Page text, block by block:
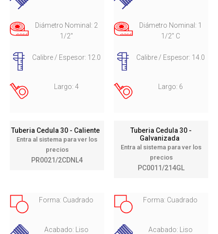
Diámetro Nominal: 2
1/2"
Calibre / Espesor: 12.0
Largo: 4
Tuberia Cedula 30 - Caliente
Entra al sistema para ver los
precios
PR0021/2CDNL4
Diámetro Nominal: 1
1/2" C
Calibre / Espesor: 14.0
Largo: 6
Tuberia Cedula 30 -
Galvanizada
Entra al sistema para ver los
precios
PC0011/214GL
Forma: Cuadrado
Acabado: Liso
Forma: Cuadrado
Acabado: Liso